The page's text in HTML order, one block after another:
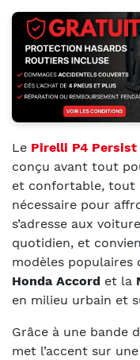
Le Pirelli P4 Persist
conçu avant tout
et confortable, tout
nécessaire pour
s’adresse aux
quotidien, et
modèles populaires
Honda Accord et la
en milieu urbain et
Grâce à une bande
met l’accent sur une